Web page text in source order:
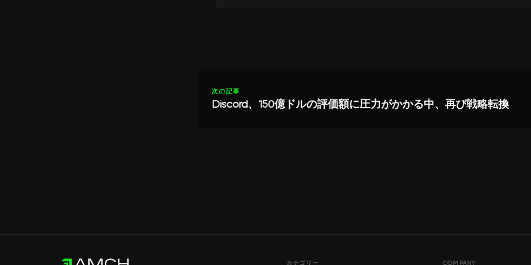
次の記事
Discord、150億ドルの評価額に圧力がかかる中、再び戦略転換
カテゴリー COMPANY